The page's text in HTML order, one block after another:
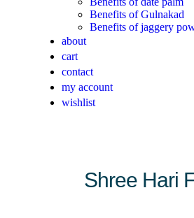
Benefits of Gulnakad
Benefits of jaggery
about
cart
contact
my account
wishlist
Shree Hari